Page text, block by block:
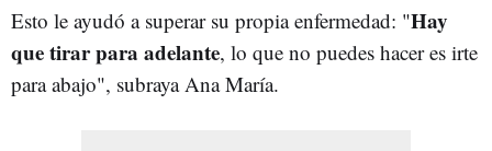
Esto le ayudó a superar su propia enfermedad: "Hay
que tirar para adelante, lo que no puedes hacer es irte
para abajo", subraya Ana María.